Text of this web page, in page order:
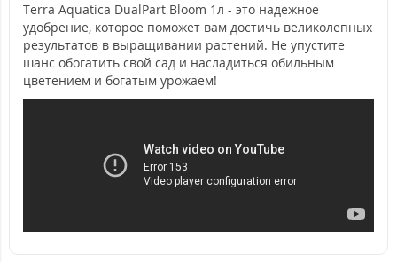
Terra Aquatica DualPart Bloom 1л - это надежное
удобрение, которое поможет вам достичь великолепных
результатов в выращивании растений. Не упустите
шанс обогатить свой сад и насладиться обильным
цветением и богатым урожаем!